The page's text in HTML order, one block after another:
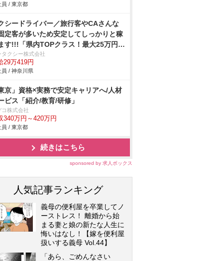
員 / 東京都
シードライバー／旅行客やCAさんな
定客が多いため安定してしっかりと稼
す!!!「県内TOPクラス！最大25万円」
保障12ヶ月30万円未経験も夜勤OK◎
してすぐにガッツリ稼げる！65歳養成
談♪
タクシー株式会社
29万419円
員 / 神奈川県
京」資格×実務で安定キャリアへ/人材
ビス「紹介/教育/研修」
コ株式会社
340万円～420万円
員 / 東京都
続きはこちら
sponsored by 求人ボックス
人気記事ランキング
義母の便利屋を卒業してノ
ーストレス！ 離婚から始
まる妻と娘の新たな人生に
悔いはなし！【嫁を便利屋
扱いする義母 Vol.44】
「あら、ごめんなさい